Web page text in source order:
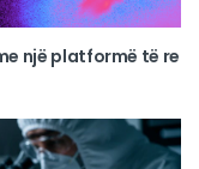
një platformë të re